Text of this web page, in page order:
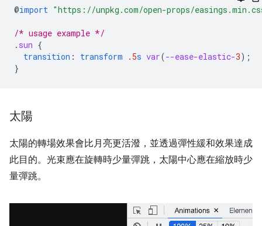
@import "https://unpkg.com/open-props/
/* usage example */
. sun {
transition : transform .5s var(--ease-elastic-3);
}
太陽
太陽的轉場效果會比月亮更活潑，並透過彈性緩和效果達成
此目的。光束應在旋轉時少量彈跳，太陽中心應在縮放時少
量彈跳。